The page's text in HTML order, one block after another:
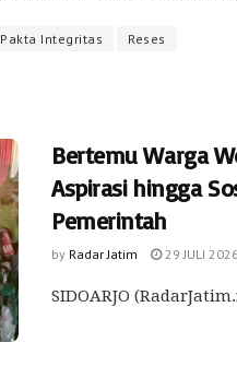
Pakta Integritas Reses
Bertemu Warga
Aspirasi hingga
Pemerintah
by Radar Jatim 29 JULI 2026
SIDOARJO